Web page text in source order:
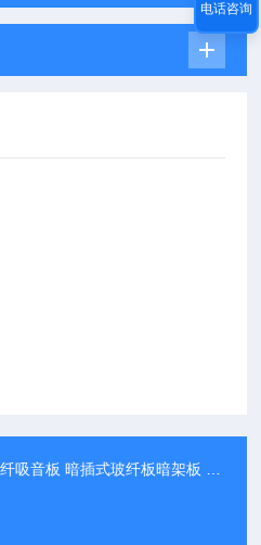
暗插式玻纤板暗架板 体育馆吊顶悬挂垂片 厂家
电话咨询